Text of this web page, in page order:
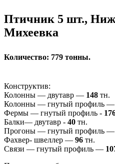
Птичник 5 шт.,
Михеевка
Количество: 779 тонны.
Конструктив:
Колонны — двутавр — 148 тн.
Колонны — гнутый профиль —
Фермы — гнутый профиль -
Балки— двутавр - 40 тн.
Прогоны — гнутый профиль —
Фахвер- швеллер — 96 тн.
Связи — гнутый профиль —